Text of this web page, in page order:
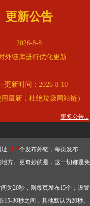
？ 超级外链只是一个简便而集成
果是作弊，那您可以使用超级外
站长论坛发布外链，到友情链接
普通的外链，它是动态的链接，
的外链
，最终使搜索引擎收录带
3332个发布外链，每页发布10
方。更奇妙的是，这一切都是免
为20秒，则每页发布15个；设置
15-30秒之间，其他默认为20秒
和外链，
是否收录
更新公告
2026-8-8
外链库进行优化更新
更新时间：2026-8-10
用最新，杜绝垃圾网站链）
更多公告...